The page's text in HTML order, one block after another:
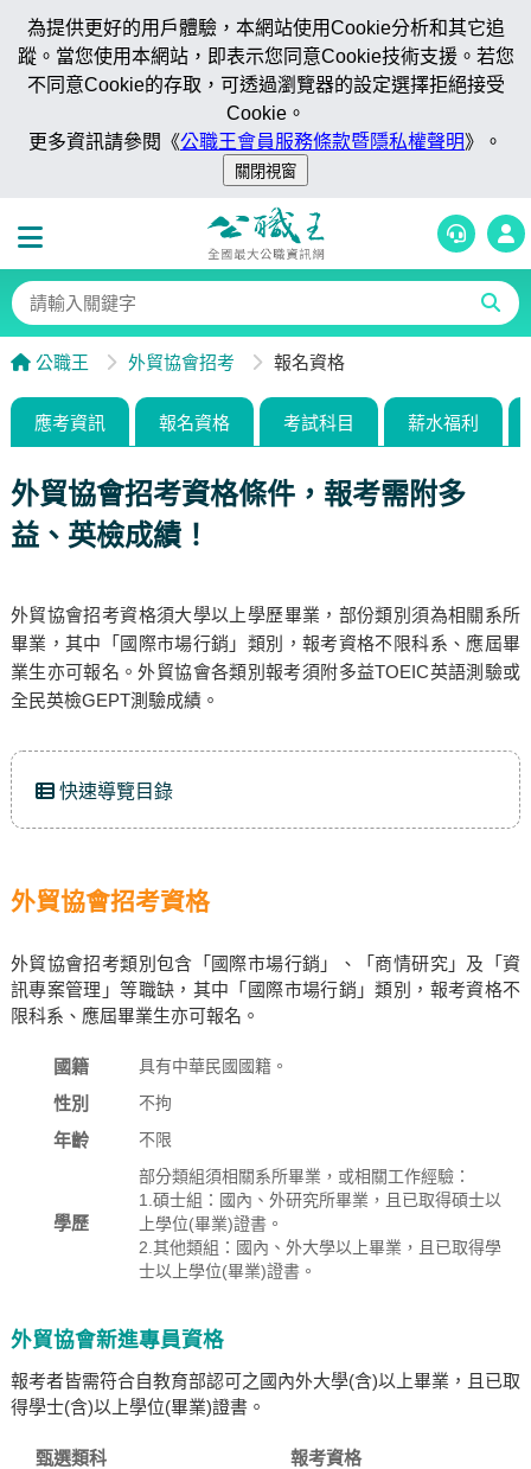
為提供更好的用戶體驗，本網站使用Cookie分析和其它追
蹤。當您使用本網站，即表示您同意Cookie技術支援。若您
不同意Cookie的存取，可透過瀏覽器的設定選擇拒絕接受
Cookie。
更多資訊請參閱《公職王會員服務條款暨隱私權聲明》。
公職王 外貿協會招考 報名資格
應考資訊 報名資格 考試科目 薪水福利
外貿協會招考資格條件，報考需附多
益、英檢成績！
外貿協會招考資格須大學以上學歷畢業，部份類別須為相關系所
畢業，其中「國際市場行銷」類別，報考資格不限科系、應屆畢
業生亦可報名。外貿協會各類別報考須附多益TOEIC英語測驗或
全民英檢GEPT測驗成績。
快速導覽目錄
外貿協會招考資格
外貿協會招考類別包含「國際市場行銷」、「商情研究」及「資
訊專案管理」等職缺，其中「國際市場行銷」類別，報考資格不
限科系、應屆畢業生亦可報名。
國籍 具有中華民國國籍。
性別 不拘
年齡 不限
學歷
部分類組須相關系所畢業，或相關工作經驗：
1.碩士組：國內、外研究所畢業，且已取得碩士以
上學位(畢業)證書。
2.其他類組：國內、外大學以上畢業，且已取得學
士以上學位(畢業)證書。
外貿協會新進專員資格
報考者皆需符合自教育部認可之國內外大學(含)以上畢業，且已取
得學士(含)以上學位(畢業)證書。
甄選類科 報考資格